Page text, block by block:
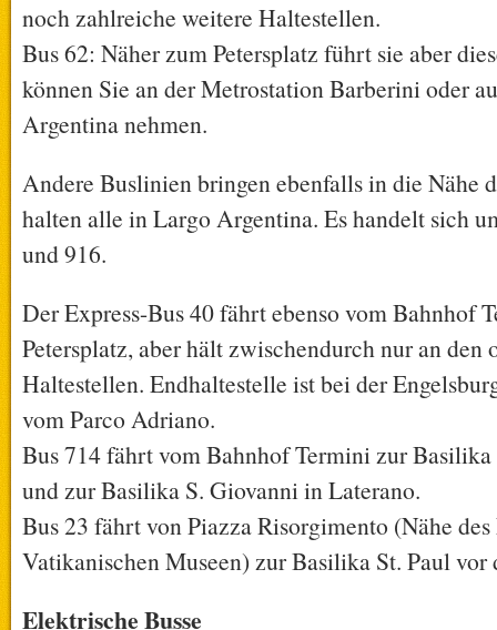
noch zahlreiche weitere Haltestellen.
Bus 62: Näher zum Petersplatz führt sie aber
können Sie an der Metrostation Barberini oder
Argentina nehmen.
Andere Buslinien bringen ebenfalls in die Nähe
halten alle in Largo Argentina. Es handelt sich
und 916.
Der Express-Bus 40 fährt ebenso vom Bahnhof
Petersplatz, aber hält zwischendurch nur an den
Haltestellen. Endhaltestelle ist bei der
vom Parco Adriano.
Bus 714 fährt vom Bahnhof Termini zur
und zur Basilika S. Giovanni in Laterano.
Bus 23 fährt von Piazza Risorgimento (Nähe
Vatikanischen Museen) zur Basilika St. Paul vor
Elektrische Busse